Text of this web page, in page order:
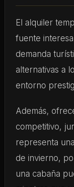
El alquiler
fuente
demanda
alternativas a
entorno
Además,
competitivo,
representa una
de invierno,
una cabaña